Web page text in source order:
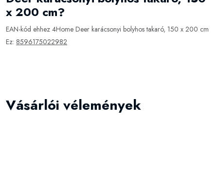
x 200 cm?
EAN-kód ehhez 4Home Deer karácsonyi bolyhos takaró, 150 x 200 cm
Ez: 8596175022982
Vásárlói vélemények